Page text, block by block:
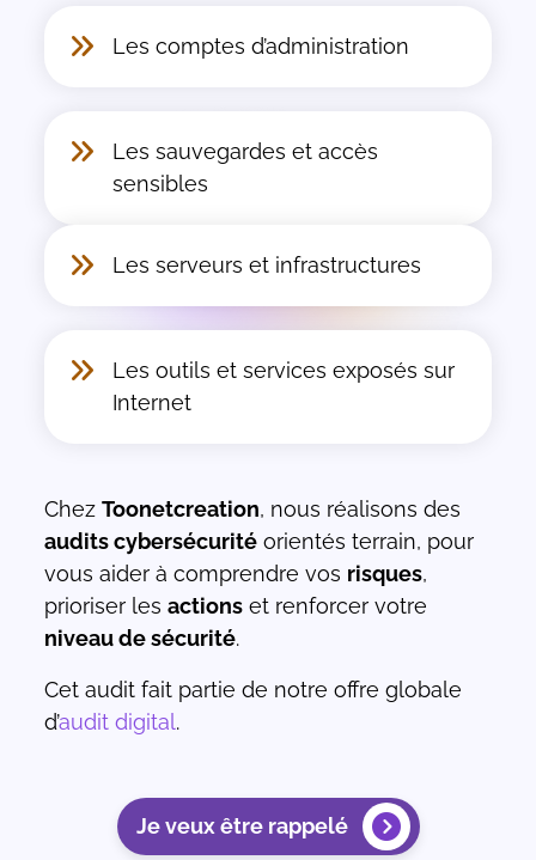
Les comptes d’administration
Les sauvegardes et accès
sensibles
Les serveurs et infrastructures
Les outils et services exposés sur
Internet
ChezToonetcreation, nous réalisons des
audits cybersécurité orientés terrain, pour
vous aider à comprendre vos risques,
prioriser lesactions et renforcer votre
niveau de sécurité.
Cet audit fait partie de notre offre globale
d’audit digital.
Je veux être rappelé